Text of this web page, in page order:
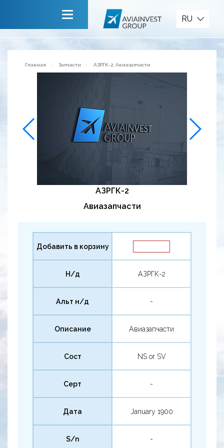
Сервисы
Обратная связь
RU
Главная Запчасти АЗРГК-2, Авиазапчасти
АЗРГК-2
Авиазапчасти
Добавить в корзину
Н/д АЗРГК-2
Альт н/д -
Описание Авиазапчасти
Сост NS or SV
Серт -
Дата January 1900
S/n -